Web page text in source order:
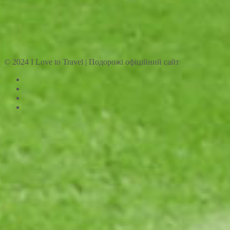
© 2024 I Love to Travel | Подорожі офіційний сайт